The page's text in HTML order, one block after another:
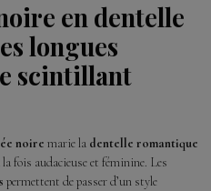
en dentelle
longues
scintillant
noire marie la dentelle romantique
fois audacieuse et féminine. Les
permettent de passer d’un style